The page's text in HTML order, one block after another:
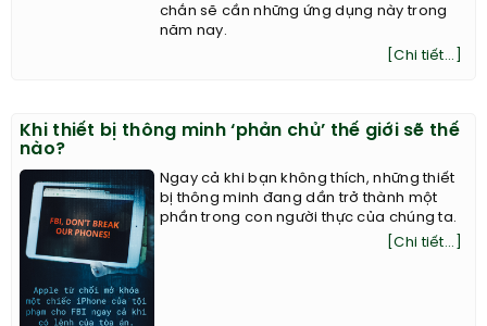
chắn sẽ cần những ứng dụng này trong
năm nay.
[Chi tiết...]
Khi thiết bị thông minh ‘phản chủ’ thế giới sẽ thế
nào?
Ngay cả khi bạn không thích, những thiết
bị thông minh đang dần trở thành một
phần trong con người thực của chúng ta.
[Chi tiết...]